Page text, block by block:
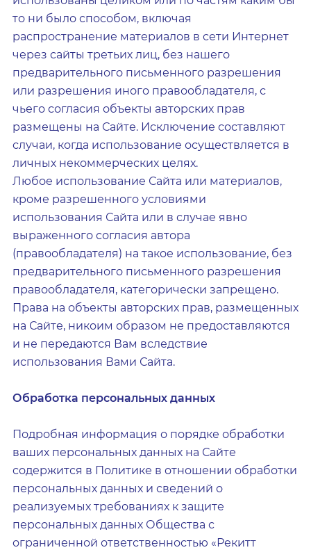
то ни было способом, включая
распространение материалов в сети Интернет
через сайты третьих лиц, без нашего
предварительного письменного разрешения
или разрешения иного правообладателя, с
чьего согласия объекты авторских прав
размещены на Сайте. Исключение составляют
случаи, когда использование осуществляется в
личных некоммерческих целях.
Любое использование Сайта или материалов,
кроме разрешенного условиями
использования Сайта или в случае явно
выраженного согласия автора
(правообладателя) на такое использование, без
предварительного письменного разрешения
правообладателя, категорически запрещено.
Права на объекты авторских прав, размещенных
на Сайте, никоим образом не предоставляются
и не передаются Вам вследствие
использования Вами Сайта.
Обработка персональных данных
Подробная информация о порядке обработки
ваших персональных данных на Сайте
содержится в Политике в отношении обработки
персональных данных и сведений о
реализуемых требованиях к защите
персональных данных Общества с
ограниченной ответственностью «Рекитт